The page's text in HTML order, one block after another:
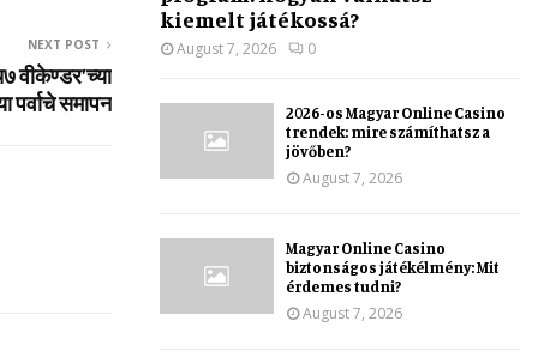
NEXT POST
वीकेण्डर’च्या
पर्वाचे समापन
kiemelt játékossá?
August 7, 2026 0
2026-os Magyar Online Casino
trendek: mire számíthatsz a
jövőben?
August 7, 2026
Magyar Online Casino
biztonságos játékélmény: Mit
érdemes tudni?
August 7, 2026